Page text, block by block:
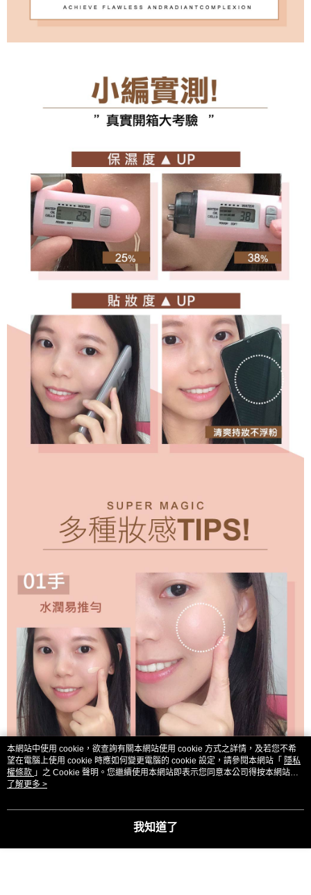
本網站中使用 cookie，欲查詢有關本網站使用 cookie 方式之詳情，及若您不希
望在電腦上使用 cookie 時應如何變更電腦的 cookie 設定，請參閱本網站「 隱私
權條款 」之 Cookie 聲明。您繼續使用本網站即表示您同意本公司得按本網站使
用條款之 Cookie 聲明使用 cookie。
了解更多 >
我知道了